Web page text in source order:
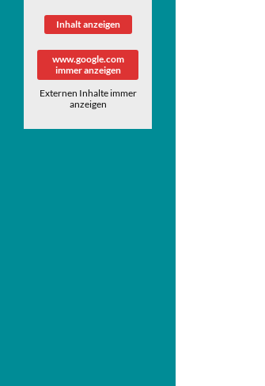
Inhalt anzeigen
www.google.com
immer anzeigen
Externen Inhalte immer
anzeigen